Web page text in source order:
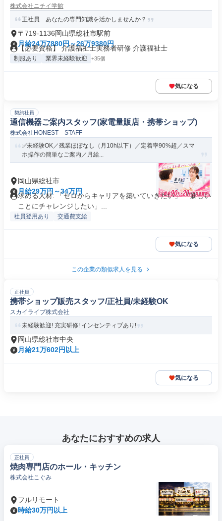
株式会社ニチイ学館
正社員 あなたの専門知識を活かしませんか？
〒719-1136岡山県総社市駅前
月給24万7880円～26万9380円
【必要資格】 介護福祉士実務者研修 介護福祉士
制服あり 業界未経験歓迎 +35個
気になる
契約社員
通信機器ご案内スタッフ(家電量販店・携帯ショップ)
株式会社HONEST STAFF
✅未経験OK／残業ほぼなし（月10h以下）／定着率90%超／スマ
ホ操作の簡単なご案内／月給...
岡山県総社市
月給29万円～34万円
求める人材: 「ゼロからキャリアを築いていきたい」 「新しい
ことにチャレンジしたい」...
社員登用あり 交通費支給
気になる
この企業の類似求人を見る
正社員
携帯ショップ販売スタッフ/正社員/未経験OK
スカイライブ株式会社
未経験歓迎! 充実研修! インセンティブあり!
岡山県総社市中央
月給21万602円以上
気になる
あなたにおすすめの求人
正社員
焼肉専門店のホール・キッチン
株式会社こぐみ
フルリモート
時給30万円以上